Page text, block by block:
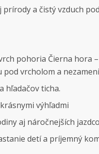
a čistý vzduch
pohoria Čierna hora –
vrcholom a
hľadačov ticha.
výhľadmi
aj náročnejších
detí a príjemný